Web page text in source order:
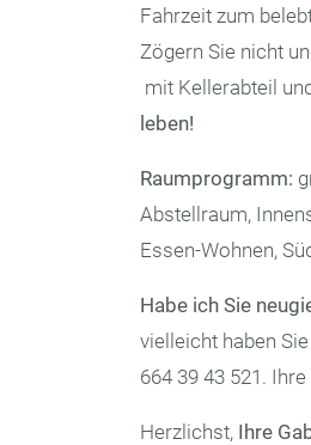
Fahrzeit zum
Zögern Sie nicht
mit Kellerabteil
leben!
Raumprogramm:
Abstellraum,
Essen-Wohnen,
Habe ich Sie
vielleicht haben
664 39 43 521.
Herzlichst, Ihre